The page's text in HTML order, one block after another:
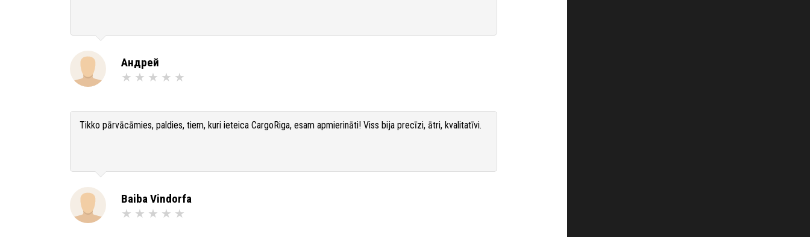
Андрей
Tikko pārvācāmies, paldies, tiem, kuri ieteica CargoRiga, esam apmierināti! Viss bija precīzi, ātri, kvalitatīvi.
Baiba Vindorfa